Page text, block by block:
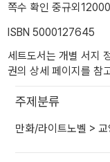
쪽수 확인 중규외
ISBN 5000127645
세트도서는 개별 서지
권의 상세 페이지를 참
주제분류
만화/라이트노벨 >